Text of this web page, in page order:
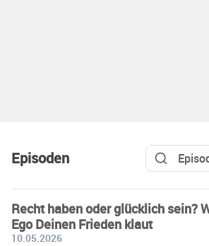
Episoden
Recht haben oder glücklich sein?
Ego Deinen Frieden klaut
10.05.2026